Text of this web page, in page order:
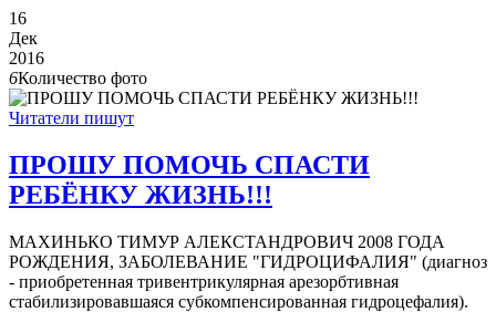
16
Дек
2016
6Количество фото
Читатели пишут
ПРОШУ ПОМОЧЬ СПАСТИ
РЕБЁНКУ ЖИЗНЬ!!!
МАХИНЬКО ТИМУР АЛЕКСТАНДРОВИЧ 2008 ГОДА
РОЖДЕНИЯ, ЗАБОЛЕВАНИЕ "ГИДРОЦИФАЛИЯ" (диагноз
- приобретенная тривентрикулярная арезорбтивная
стабилизировавшаяся субкомпенсированная гидроцефалия).